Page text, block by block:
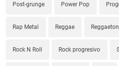
Post-grunge Power Pop
Rap Metal Reggae Reggaeton
Rock N Roll Rock progresivo